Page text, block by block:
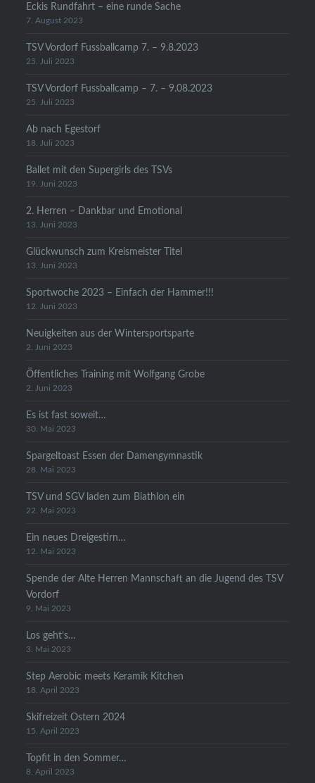
Eckis Rundfahrt – eine runde Sache
7. August 2023
TSV Vordorf Fussballcamp 7. – 9.8.2023
25. Juli 2023
TSV Vordorf Fussballcamp – 7. – 9.08.2023
25. Juli 2023
Ab nach Egestorf
18. Juli 2023
Ballet mit den Supergirls des TSVs
19. Juni 2023
2. Herren – Dankbar und Emotional
13. Juni 2023
Glückwunsch zum Kreismeister Titel
13. Juni 2023
Sportwoche 2023 – Einfach der Hammer!!!
12. Juni 2023
Neuigkeiten aus der Wintersportsparte
2. Juni 2023
Öffentliches Training mit Wolfgang Grobe
2. Juni 2023
Es ist fast soweit…
30. Mai 2023
Spargeltoast Essen der Damengymnastik
28. Mai 2023
TSV und SGV laden zum Biathlon ein
22. Mai 2023
Ein neues Dreigestirn…
12. Mai 2023
Spende der Alte Herren Mannschaft an die Jugend des TSV
Vordorf
9. Mai 2023
Los geht’s…
3. Mai 2023
Step Aerobic meets Keramik Kitchen
18. April 2023
Skifreizeit Ostern 2024
15. April 2023
Topfit in den Sommer…
8. April 2023